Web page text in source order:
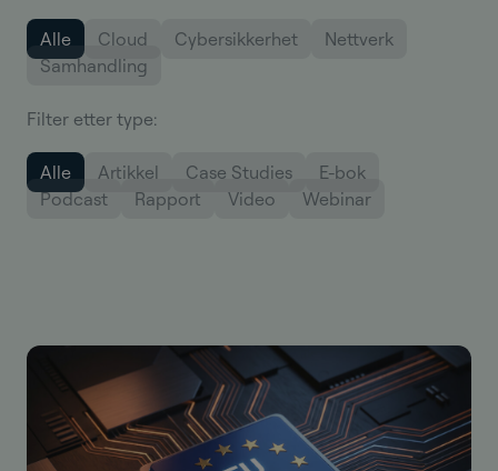
Alle Cloud Cybersikkerhet
Nettverk
Samhandling
Filter etter type:
Alle Artikkel Case Studies
E-bok
Podcast
Rapport Video Webinar